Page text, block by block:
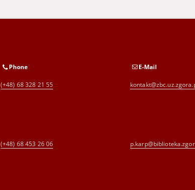
Phone
(+48) 68 328 21 55
E-Mail
(+48) 68 453 26 06